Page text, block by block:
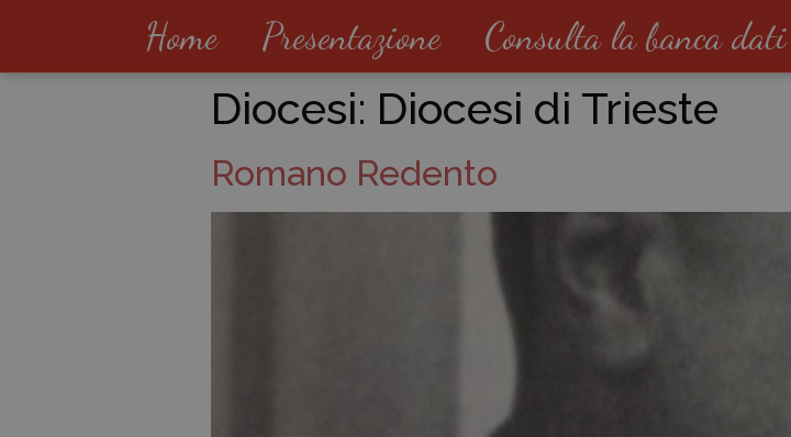
Home Presentazione Consulta la banca dati
Diocesi: Diocesi di Trieste
Romano Redento